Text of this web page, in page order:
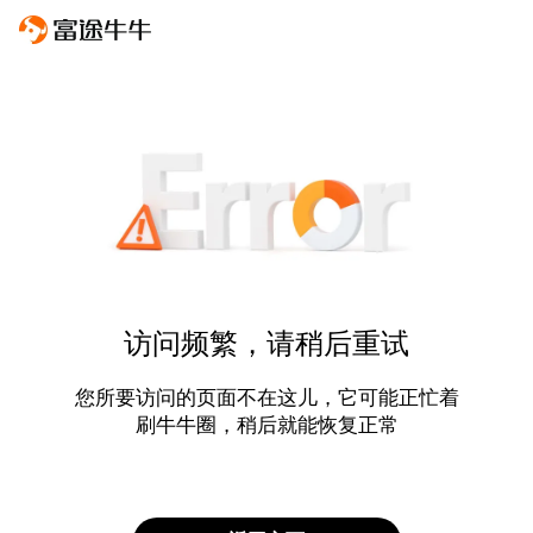
访问频繁，请稍后重试
您所要访问的页面不在这儿，它可能正忙着
刷牛牛圈，稍后就能恢复正常